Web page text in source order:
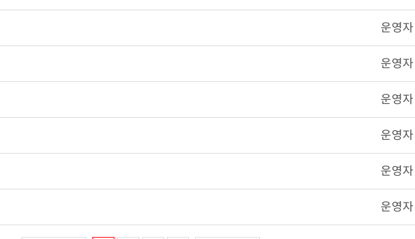
운영자
운영자
운영자
운영자
운영자
운영자